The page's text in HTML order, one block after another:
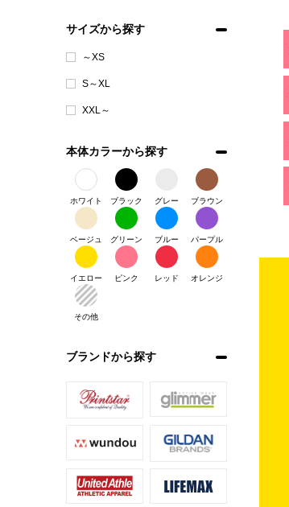
サイズから探す
～XS
S～XL
XXL～
本体カラーから探す
ホワイト ブラック グレー ブラウン
ベージュ グリーン ブルー パープル
イエロー ピンク レッド オレンジ
その他
ブランドから探す